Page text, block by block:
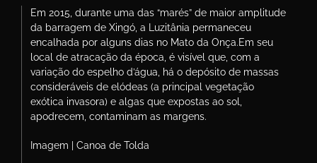
Em 2015, durante uma das “marés” de maior amplitude
da barragem de Xingó, a Luzitânia permaneceu
encalhada por alguns dias no Mato da Onça.Em seu
local de atracação da época, é visível que, com a
variação do espelho d’água, há o depósito de massas
consideráveis de elódeas (a principal vegetação
exótica invasora) e algas que expostas ao sol,
apodrecem, contaminam as margens.
Imagem | Canoa de Tolda